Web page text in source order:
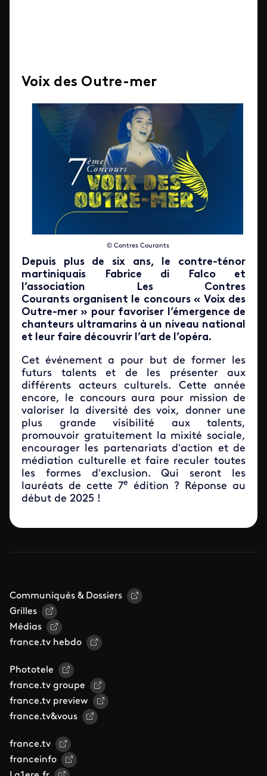
Voix des Outre-mer
© Contres Courants
Depuis plus de six ans, le contre-ténor
martiniquais Fabrice di Falco et
l’association Les Contres
Courants organisent le concours « Voix des
Outre-mer » pour favoriser l’émergence de
chanteurs ultramarins à un niveau national
et leur faire découvrir l’art de l’opéra.
Cet événement a pour but de former les
futurs talents et de les présenter aux
différents acteurs culturels. Cette année
encore, le concours aura pour mission de
valoriser la diversité des voix, donner une
plus grande visibilité aux talents,
promouvoir gratuitement la mixité sociale,
encourager les partenariats d’action et de
médiation culturelle et faire reculer toutes
les formes d’exclusion. Qui seront les
lauréats de cette 7e
édition ? Réponse au
début de 2025 !
Communiqués & Dossiers
Grilles
Médias
france.tv hebdo
Phototele
france.tv groupe
france.tv preview
france.tv&vous
france.tv
franceinfo